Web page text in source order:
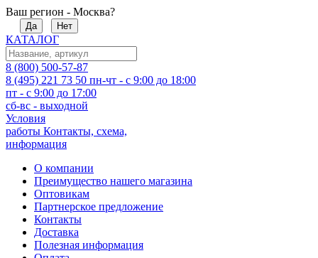
Ваш регион - Москва?
Да Нет
КАТАЛОГ
8 (800) 500-57-87
8 (495) 221 73 50 пн-чт - с 9:00 до 18:00
пт - с 9:00 до 17:00
сб-вс - выходной
Условия
работы Контакты, схема,
информация
О компании
Преимущество нашего магазина
Оптовикам
Партнерское предложение
Контакты
Доставка
Полезная информация